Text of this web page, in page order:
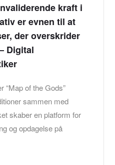
kraft i
er evnen til at
der overskrider
Digital
“Map of the Gods”
sammen med
skaber en platform for
og opdagelse på